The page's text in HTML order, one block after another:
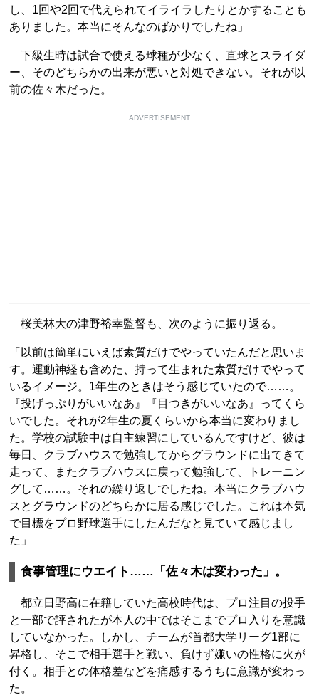
し、1回や2回で代えられてイライラしたりとかすることも
ありました。本当にそんなのばかりでしたね」
下級生時は試合で使える球種が少なく、直球とスライダ
ー、そのどちらかの出来が悪いと対処できない。それが以
前の佐々木だった。
ADVERTISEMENT
桜美林大の津野裕幸監督も、次のように振り返る。
「以前は簡単にいえば素質だけでやっていたんだと思いま
す。運動神経も含めた、持って生まれた素質だけでやって
いるイメージ。1年生のときはそう感じていたので……。
『投げっぷりがいいなあ』『目つきがいいなあ』ってくら
いでした。それが2年生の夏くらいから本当に変わりまし
た。学校の試験中は自主練習にしているんですけど、彼は
毎日、クラブハウスで勉強してからグラウンドに出てきて
走って、またクラブハウスに戻って勉強して、トレーニン
グして……。それの繰り返しでしたね。本当にクラブハウ
スとグラウンドのどちらかに居る感じでした。これは本気
で目標をプロ野球選手にしたんだなと見ていて感じまし
た」
食事管理にウエイト……「佐々木は変わった」。
都立日野高に在籍していた高校時代は、プロ注目の投手
と一部で評されたが本人の中ではそこまでプロ入りを意識
していなかった。しかし、チームが首都大学リーグ1部に
昇格し、そこで相手選手と戦い、負けず嫌いの性格に火が
付く。相手との体格差などを痛感するうちに意識が変わっ
た。